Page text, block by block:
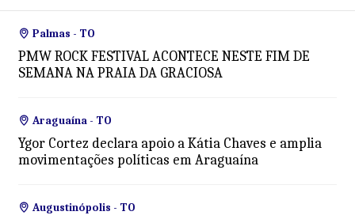
Palmas - TO
PMW ROCK FESTIVAL ACONTECE NESTE FIM DE
SEMANA NA PRAIA DA GRACIOSA
Araguaína - TO
Ygor Cortez declara apoio a Kátia Chaves e amplia
movimentações políticas em Araguaína
Augustinópolis - TO